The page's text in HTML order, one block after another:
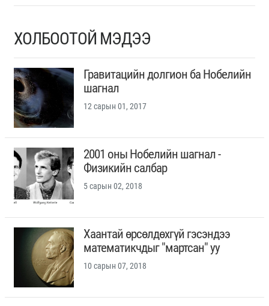
ХОЛБООТОЙ МЭДЭЭ
Гравитацийн долгион ба Нобелийн
шагнал
12 сарын 01, 2017
2001 оны Нобелийн шагнал -
Физикийн салбар
5 сарын 02, 2018
Хаантай өрсөлдөхгүй гэсэндээ
математикчдыг "мартсан" уу
10 сарын 07, 2018